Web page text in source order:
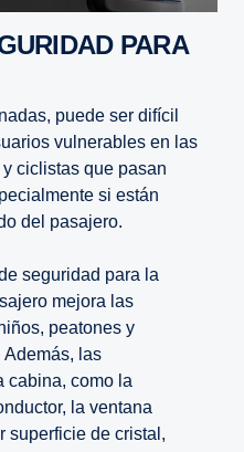
puede ser difícil
vulnerables en las
ciclistas que pasan
si están
del pasajero.
seguridad para la
mejora las
peatones y
las
cabina, como la
la ventana
superficie de cristal,